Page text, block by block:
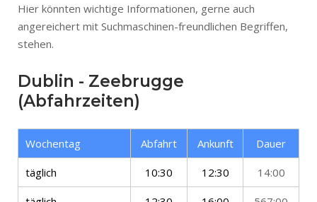
Hier könnten wichtige Informationen, gerne auch
angereichert mit Suchmaschinen-freundlichen Begriffen,
stehen.
Dublin - Zeebrugge
(Abfahrzeiten)
Wochentag Abfahrt Ankunft Dauer
täglich 10:30 12:30 14:00